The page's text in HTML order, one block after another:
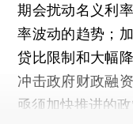
期会扰动名义利
率波动的趋势；
贷比限制和大幅
冲击政府财政融
亟须加快推进的政